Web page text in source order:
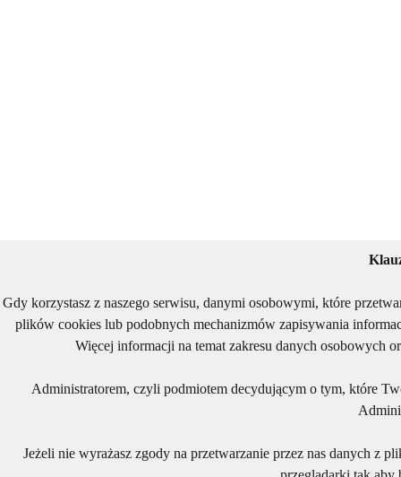
Gdy korzystasz z naszego serwisu, danymi osobowymi, które
plików cookies lub podobnych mechanizmów zapisywania
Więcej informacji na temat zakresu danych osobowych
Administratorem, czyli podmiotem decydującym o tym, które
Jeżeli nie wyrażasz zgody na przetwarzanie przez nas danych z